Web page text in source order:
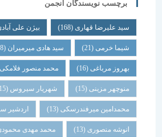
برچسب نویسندگان انجمن
سید علیرضا قهاری(168) بیژن علی آبادی(31)
شیما خرمی(21) سید هادی میرمیران(18)
بهروز مرباغی (16) محمد منصور فلامکی (16)
منوچهر مزینی(15) شهریار سیروس(15)
محمدامین میرفندرسکی(13) اردشیر سیروس(13)
انوشه منصوری(13) محمد مهدی محمودی(13)